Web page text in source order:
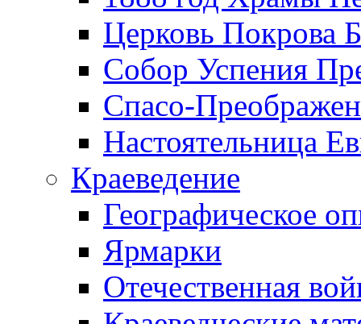
Церковь Покрова
Собор Успения
Спасо-
Настоятельница
Краеведение
Географическое
Ярмарки
Отечественная